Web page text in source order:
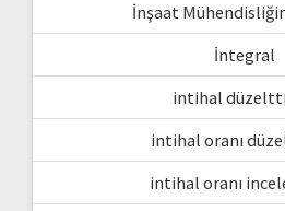
İnşaat
İntegral
intihal
intihal oranı
intihal oranı